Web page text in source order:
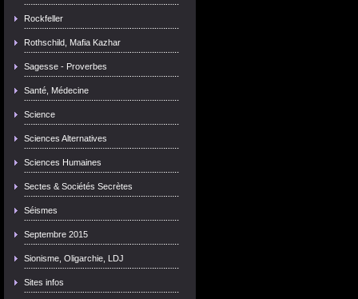
Rockfeller
Rothschild, Mafia Kazhar
Sagesse - Proverbes
Santé, Médecine
Science
Sciences Alternatives
Sciences Humaines
Sectes & Sociétés Secrètes
Séismes
Septembre 2015
Sionisme, Oligarchie, LDJ
Sites infos